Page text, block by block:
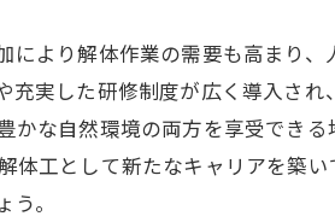
により解体作業の需要も高まり、
充実した研修制度が広く導入され
かな自然環境の両方を享受できる
体工として新たなキャリアを築い
。